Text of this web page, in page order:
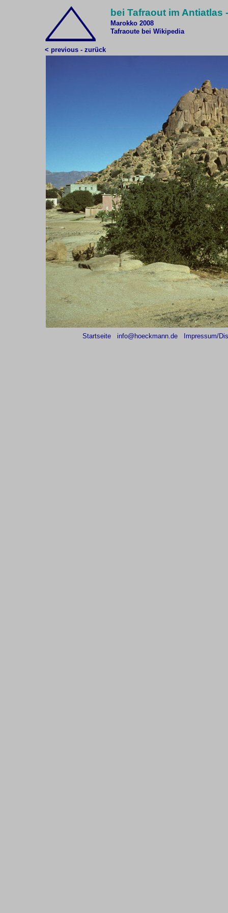
bei Tafraout im Antiatlas
Marokko 2008
Tafraoute bei Wikipedia
< previous - zurück
Startseite info@hoeckmann.de Impressum/